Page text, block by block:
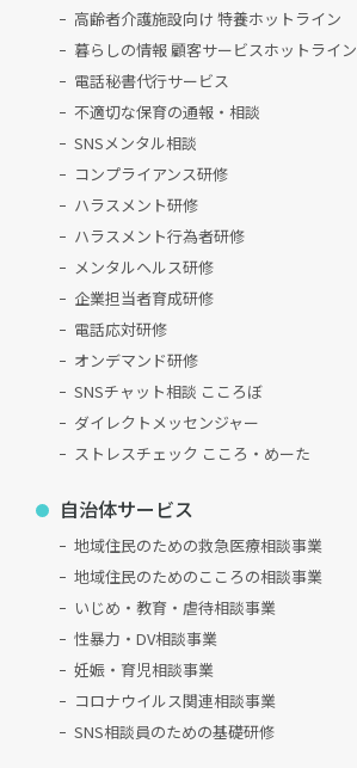
高齢者介護施設向け 特養ホットライン
暮らしの情報 顧客サービスホットライン
電話秘書代行サービス
不適切な保育の通報・相談
SNSメンタル相談
コンプライアンス研修
ハラスメント研修
ハラスメント行為者研修
メンタルヘルス研修
企業担当者育成研修
電話応対研修
オンデマンド研修
SNSチャット相談 こころぼ
ダイレクトメッセンジャー
ストレスチェック こころ・めーた
自治体サービス
地域住民のための救急医療相談事業
地域住民のためのこころの相談事業
いじめ・教育・虐待相談事業
性暴力・DV相談事業
妊娠・育児相談事業
コロナウイルス関連相談事業
SNS相談員のための基礎研修